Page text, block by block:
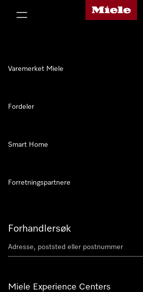
Mieles hjemmeside
Forhandlersøk
Miele Experience Centers
Varemerket Miele
Fordeler
Smart Home
Forretningspartnere